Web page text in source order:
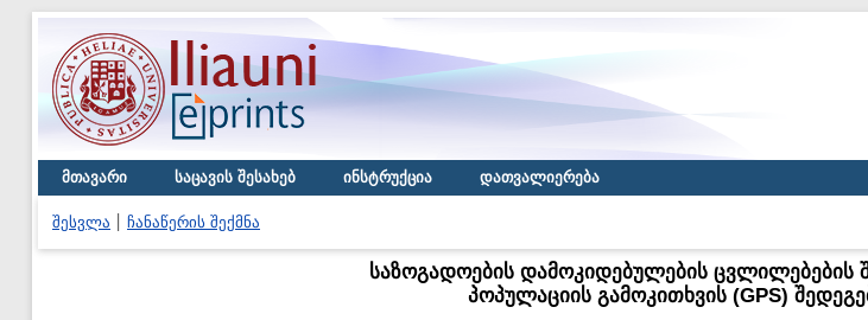
მთავარი საცავის შესახებ ინსტრუქცია დათვალიერება
შესვლა ჩანაწერის შექმნა
საზოგადოების დამოკიდებულების ცვლილებების
პოპულაციის გამოკითხვის (GPS)